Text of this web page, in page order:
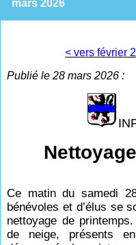
mars 2026
< vers février
Publié le 28 mars 2026 :
Ce matin du samedi
bénévoles et d’élus se
nettoyage de
de neige, présents